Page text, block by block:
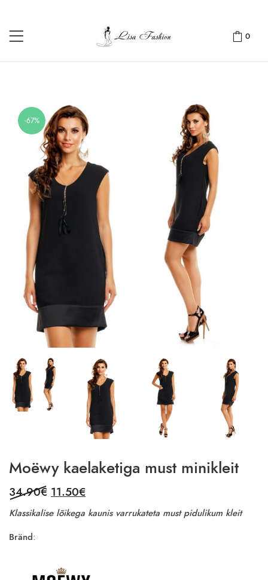
0
-67%
Moëwy kaelaketiga must minikleit
34.90€ Original
price
11.50€
price
Klassikalise lõikega kaunis varrukateta must pidulikum kleit
Bränd: